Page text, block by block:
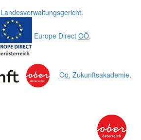
Landesverwaltungsgericht.
Europe Direct OÖ.
Oö. Zukunftsakademie.